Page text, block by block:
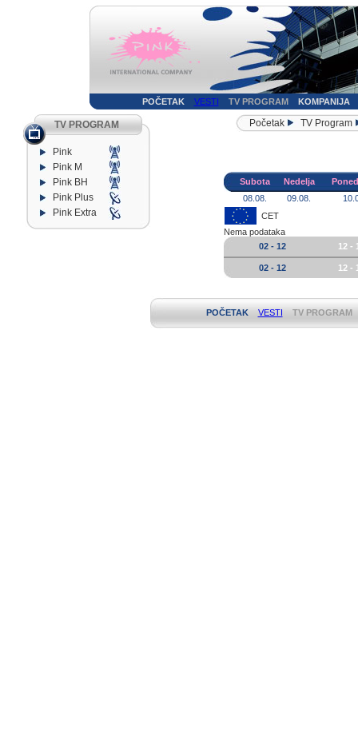
POČETAK VESTI TV PROGRAM KOMPANIJA
TV PROGRAM
Pink
Pink M
Pink BH
Pink Plus
Pink Extra
Početak TV Program
Subota Nedelja
08.08.
09.08.
CET
Nema podataka
02 - 12
12 -
02 - 12 12 -
POČETAK VESTI TV PROGRAM